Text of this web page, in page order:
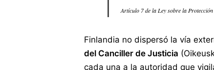
Artículo 7 de la Ley sobre la
Finlandia no dispersó la vía
del Canciller de Justicia
cada una a la autoridad que